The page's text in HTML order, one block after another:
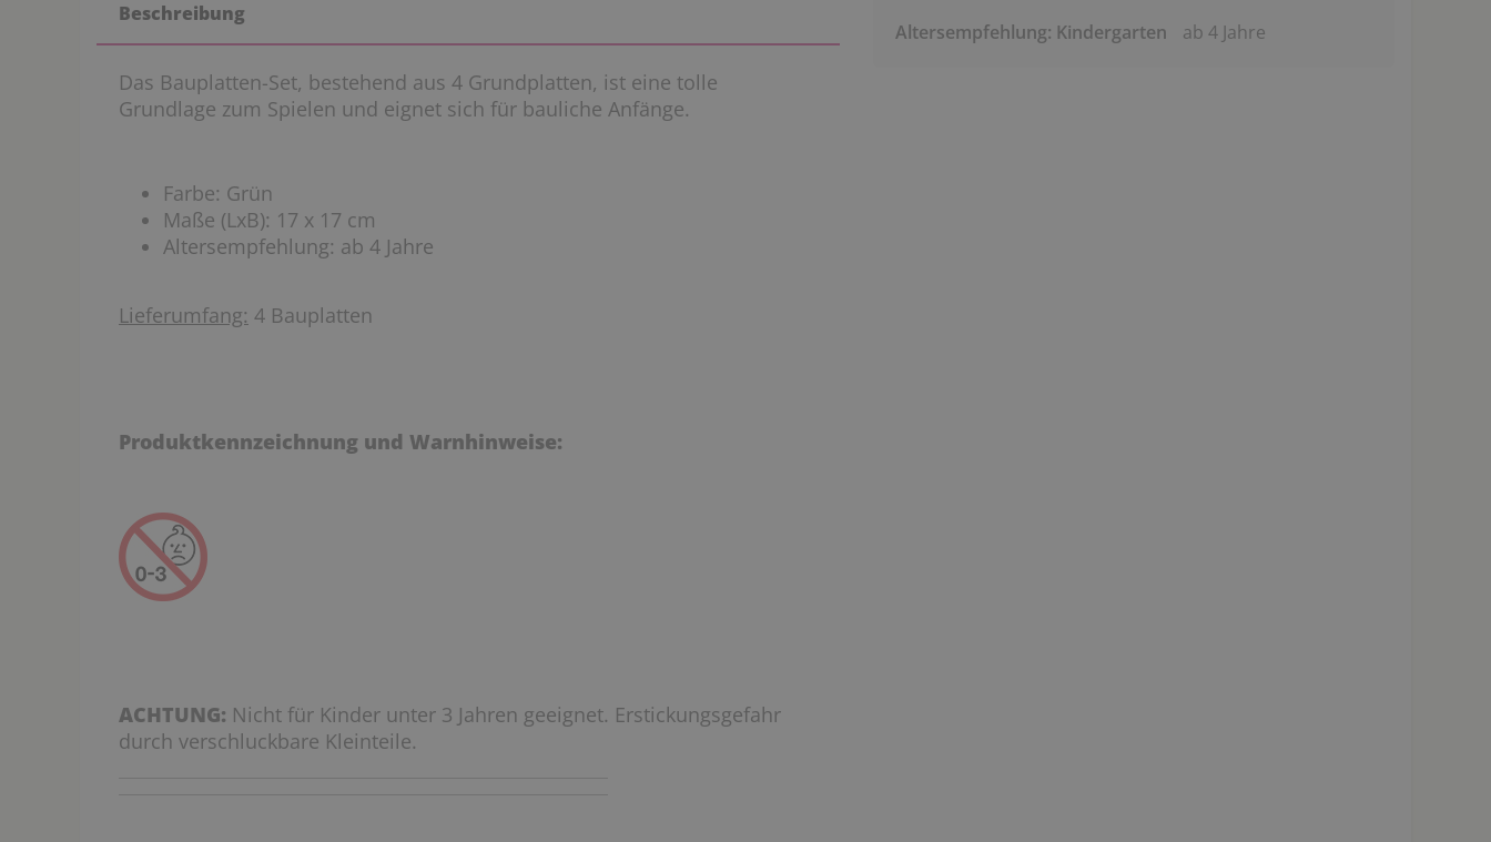
Beschreibung
Das Bauplatten-Set, bestehend aus 4 Grundplatten, ist eine tolle
Grundlage zum Spielen und eignet sich für bauliche Anfänge.
Farbe: Grün
Maße (LxB): 17 x 17 cm
Altersempfehlung: ab 4 Jahre
Lieferumfang: 4 Bauplatten
Produktkennzeichnung und Warnhinweise:
ACHTUNG: Nicht für Kinder unter 3 Jahren geeignet. Erstickungsgefahr
durch verschluckbare Kleinteile.
Altersempfehlung: Kindergarten ab 4 Jahre